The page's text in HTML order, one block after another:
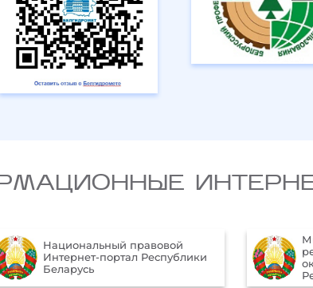
Национальный правовой
Интернет-портал Республики
Беларусь